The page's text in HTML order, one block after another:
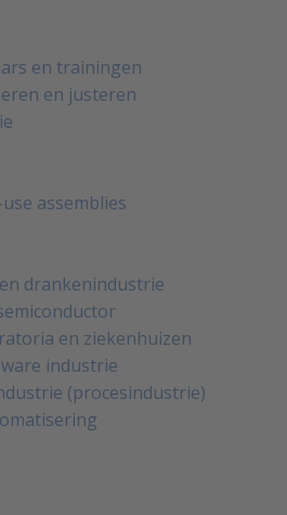
en trainingen
en justeren
assemblies
drankenindustrie
en ziekenhuizen
industrie
(procesindustrie)